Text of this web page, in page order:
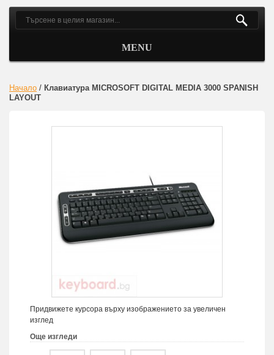
MENU
Начало / Клавиатура MICROSOFT DIGITAL MEDIA 3000 SPANISH
LAYOUT
Придвижете курсора върху изображението за увеличен
изглед
Още изгледи